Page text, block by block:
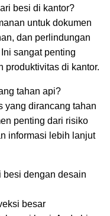
besi di kantor?
untuk dokumen
dan perlindungan
sangat penting
produktivitas di kantor.
tahan api?
yang dirancang tahan
penting dari risiko
informasi lebih lanjut
besi dengan desain
besar